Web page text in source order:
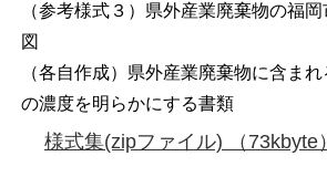
（参考様式３）県外産業廃棄物の福
図
（各自作成）県外産業廃棄物に含ま
の濃度を明らかにする書類
様式集(zipファイル) （73kbyte）